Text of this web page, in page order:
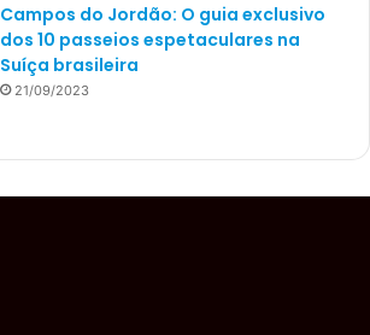
Campos do Jordão: O guia exclusivo
dos 10 passeios espetaculares na
Suíça brasileira
21/09/2023